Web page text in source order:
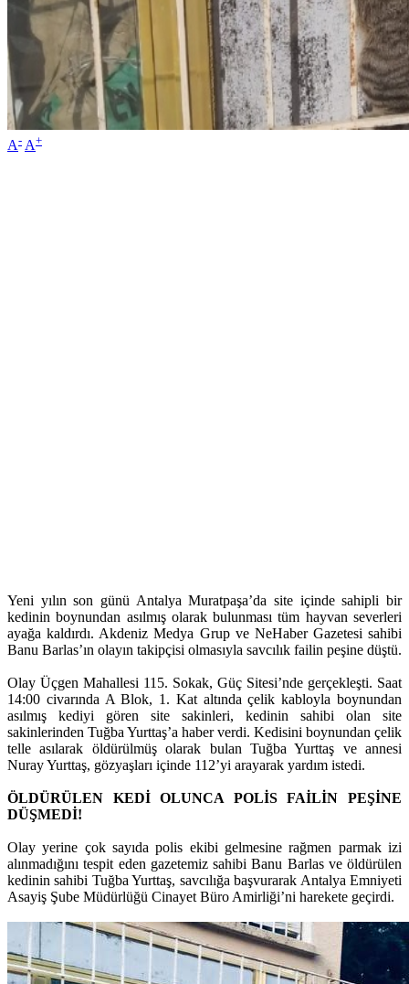
A- A+
Yeni yılın son günü Antalya Muratpaşa’da site içinde sahipli bir
kedinin boynundan asılmış olarak bulunması tüm hayvan severleri
ayağa kaldırdı. Akdeniz Medya Grup ve NeHaber Gazetesi sahibi
Banu Barlas’ın olayın takipçisi olmasıyla savcılık failin peşine düştü.
Olay Üçgen Mahallesi 115. Sokak, Güç Sitesi’nde gerçekleşti. Saat
14:00 civarında A Blok, 1. Kat altında çelik kabloyla boynundan
asılmış kediyi gören site sakinleri, kedinin sahibi olan site
sakinlerinden Tuğba Yurttaş’a haber verdi. Kedisini boynundan çelik
telle asılarak öldürülmüş olarak bulan Tuğba Yurttaş ve annesi
Nuray Yurttaş, gözyaşları içinde 112’yi arayarak yardım istedi.
ÖLDÜRÜLEN KEDİ OLUNCA POLİS FAİLİN PEŞİNE
DÜŞMEDİ!
Olay yerine çok sayıda polis ekibi gelmesine rağmen parmak izi
alınmadığını tespit eden gazetemiz sahibi Banu Barlas ve öldürülen
kedinin sahibi Tuğba Yurttaş, savcılığa başvurarak Antalya Emniyeti
Asayiş Şube Müdürlüğü Cinayet Büro Amirliği’ni harekete geçirdi.